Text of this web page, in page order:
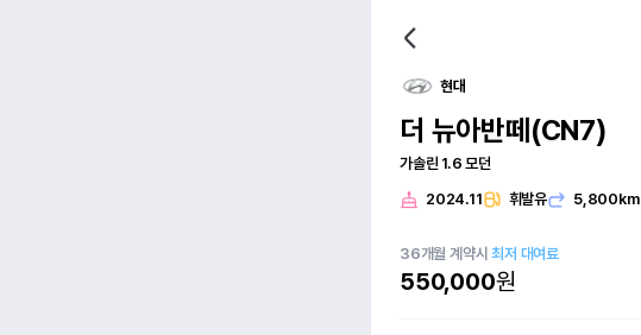
현대
더 뉴아반떼(CN7)
가솔린 1.6 모던
2024.11 휘발유 5,800km
36개월 계약시최저 대여료
550,000원